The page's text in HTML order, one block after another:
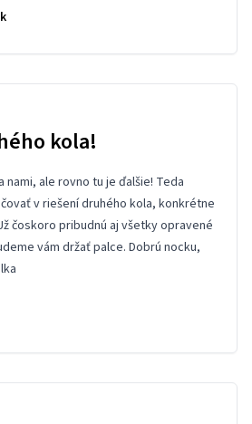
kola!
nami, ale rovno tu je ďalšie! Teda
v riešení druhého kola, konkrétne
čoskoro pribudnú aj všetky opravené
vám držať palce. Dobrú nocku,